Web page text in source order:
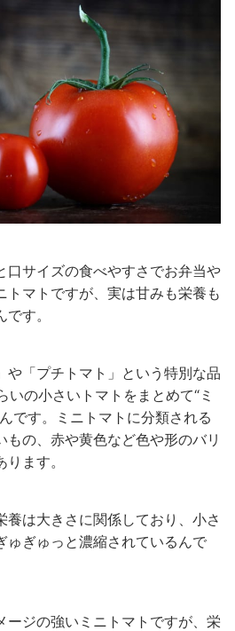
口サイズの食べやすさでお弁当や
トマトですが、実は甘みも栄養も
す。
や「プチトマト」という特別な品
の小さいトマトをまとめて“ミ
です。ミニトマトに分類される
の、赤や黄色など色や形のバリ
ます。
養は大きさに関係しており、小さ
ゅぎゅっと濃縮されているんで
ージの強いミニトマトですが、栄